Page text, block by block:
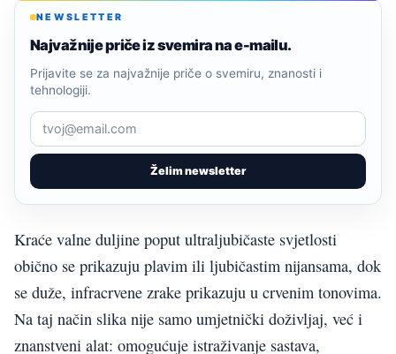
NEWSLETTER
Najvažnije priče iz svemira na e-mailu.
Želim newsletter
Prijavite se za najvažnije priče o svemiru, znanosti i
tehnologiji.
Kraće valne duljine poput ultraljubičaste svjetlosti
obično se prikazuju plavim ili ljubičastim nijansama, dok
se duže, infracrvene zrake prikazuju u crvenim tonovima.
Na taj način slika nije samo umjetnički doživljaj, već i
znanstveni alat: omogućuje istraživanje sastava,